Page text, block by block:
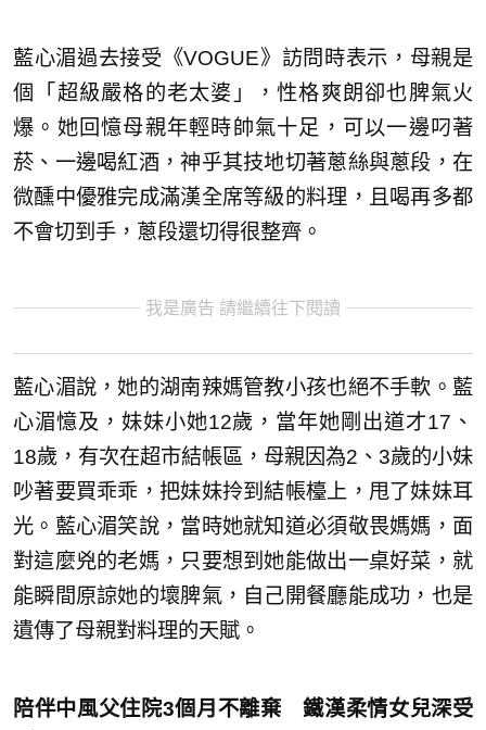
藍心湄過去接受《VOGUE》訪問時表示，母親是
個「超級嚴格的老太婆」，性格爽朗卻也脾氣火
爆。她回憶母親年輕時帥氣十足，可以一邊叼著
菸、一邊喝紅酒，神乎其技地切著蔥絲與蔥段，在
微醺中優雅完成滿漢全席等級的料理，且喝再多都
不會切到手，蔥段還切得很整齊。
我是廣告 請繼續往下閱讀
藍心湄說，她的湖南辣媽管教小孩也絕不手軟。藍
心湄憶及，妹妹小她12歲，當年她剛出道才17、
18歲，有次在超市結帳區，母親因為2、3歲的小妹
吵著要買乖乖，把妹妹拎到結帳檯上，甩了妹妹耳
光。藍心湄笑說，當時她就知道必須敬畏媽媽，面
對這麼兇的老媽，只要想到她能做出一桌好菜，就
能瞬間原諒她的壞脾氣，自己開餐廳能成功，也是
遺傳了母親對料理的天賦。
陪伴中風父住院3個月不離棄 鐵漢柔情女兒深受